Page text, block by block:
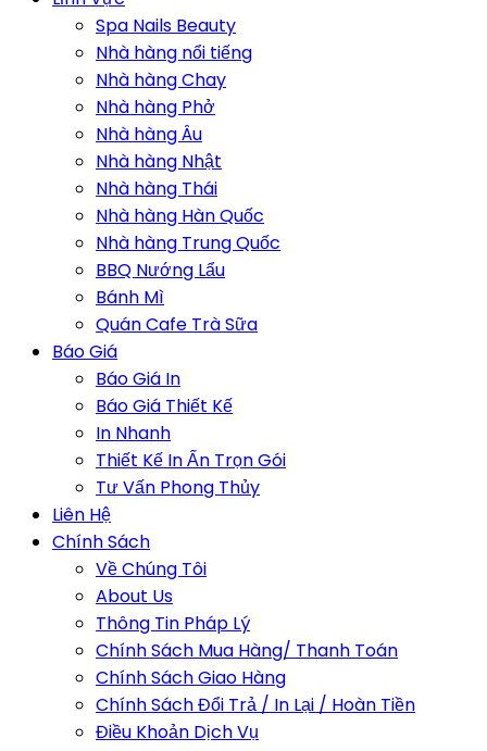
Spa Nails Beauty
Nhà hàng nổi tiếng
Nhà hàng Chay
Nhà hàng Phở
Nhà hàng Âu
Nhà hàng Nhật
Nhà hàng Thái
Nhà hàng Hàn Quốc
Nhà hàng Trung Quốc
BBQ Nướng Lẩu
Bánh Mì
Quán Cafe Trà Sữa
Báo Giá
Báo Giá In
Báo Giá Thiết Kế
In Nhanh
Thiết Kế In Ấn Trọn Gói
Tư Vấn Phong Thủy
Liên Hệ
Chính Sách
Về Chúng Tôi
About Us
Thông Tin Pháp Lý
Chính Sách Mua Hàng/ Thanh Toán
Chính Sách Giao Hàng
Chính Sách Đổi Trả / In Lại / Hoàn Tiền
Điều Khoản Dịch Vụ